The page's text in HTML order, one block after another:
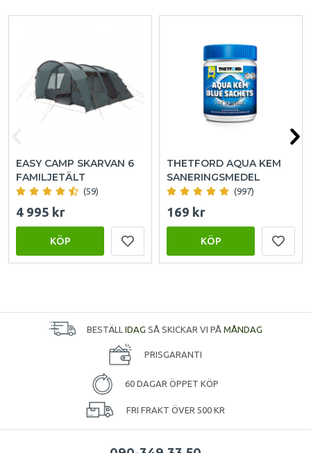
EASY CAMP SKARVAN 6
FAMILJETÄLT
(59)
4 995 kr
KÖP
THETFORD AQUA KEM
SANERINGSMEDEL
(997)
169 kr
KÖP
BESTÄLL IDAG SÅ SKICKAR VI PÅ MÅNDAG
PRISGARANTI
60 DAGAR ÖPPET KÖP
FRI FRAKT ÖVER 500 KR